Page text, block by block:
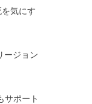
気にす
ージョン
サポート